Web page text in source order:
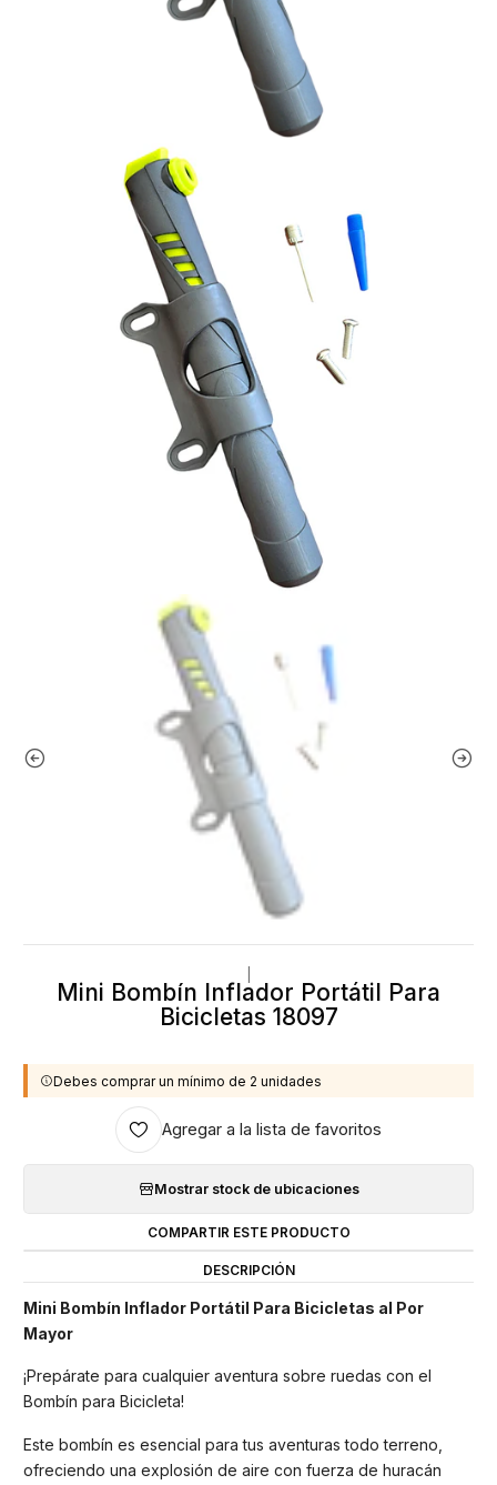
Mini Bombín Inflador Portátil Para
Bicicletas 18097
Debes comprar un mínimo de 2 unidades
Agregar a la lista de favoritos
Mostrar stock de ubicaciones
COMPARTIR ESTE PRODUCTO
DESCRIPCIÓN
Mini Bombín Inflador Portátil Para Bicicletas al Por
Mayor
¡Prepárate para cualquier aventura sobre ruedas con el
Bombín para Bicicleta!
Este bombín es esencial para tus aventuras todo terreno,
ofreciendo una explosión de aire con fuerza de huracán